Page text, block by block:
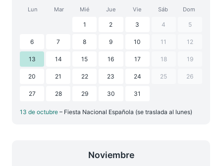
Lun Mar Mié Jue Vie Sáb Dom
1 2 3 4 5
6 7 8 9 10 11 12
13 14 15 16 17 18 19
20 21 22 23 24 25 26
27 28 29 30 31
13 de octubre – Fiesta Nacional Española (se traslada al lunes)
Noviembre